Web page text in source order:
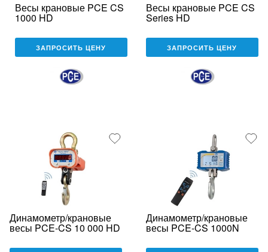
Весы крановые PCE CS
1000 HD
ЗАПРОСИТЬ ЦЕНУ
Весы крановые PCE CS
Series HD
ЗАПРОСИТЬ ЦЕНУ
Динамометр/крановые
весы PCE-CS 10 000 HD
Динамометр/крановые
весы PCE-CS 1000N